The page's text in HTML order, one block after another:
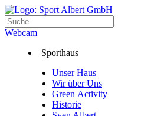
Webcam
Sporthaus
Unser Haus
Wir über Uns
Green Activity
Historie